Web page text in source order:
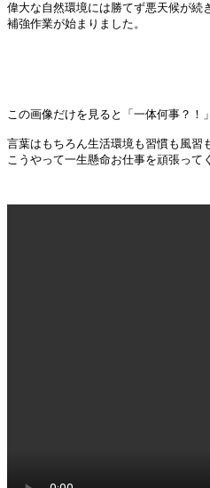
偉大な自然環境には勝てず悪天候が続
補強作業が始まりました。
この画像だけを見ると「一体何事？
言葉はもちろん生活環境も習慣も風
こうやって一生懸命お仕事を頑張って